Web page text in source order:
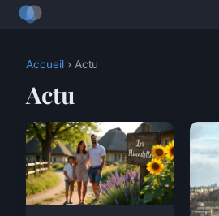
Accueil › Actu
Actu